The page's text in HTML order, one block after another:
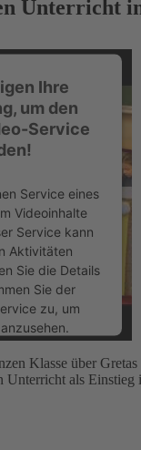
Unterricht
Ihre
um den
Service
Service eines
Videoinhalte
Service kann
Aktivitäten
Sie die Details
Sie der
zu, um
Klasse über
als Einstieg